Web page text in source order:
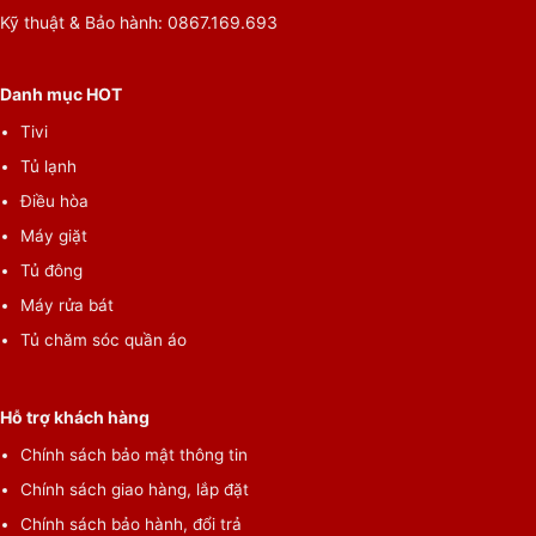
Loại bỏ vi khuẩn nấm mốc mùi hôi nhờ bộ lọc Triple
Power
Tủ lạnh Hitachi R-SX800GPGV0 (GBK)
Power giúp loại bỏ các chất gây mùi. Bộ lọc này có chức năng
Kỹ thuật & Bảo hành: 0867.169.693
Danh mục HOT
Tivi
Tủ lạnh
Điều hòa
Máy giặt
Tủ đông
Máy rửa bát
Tủ chăm sóc quần áo
Hỗ trợ khách hàng
Chính sách bảo mật thông tin
Chính sách giao hàng, lắp đặt
Chính sách bảo hành, đổi trả